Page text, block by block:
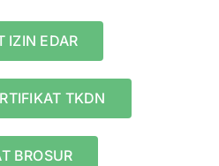
IZIN EDAR
TKDN
BROSUR